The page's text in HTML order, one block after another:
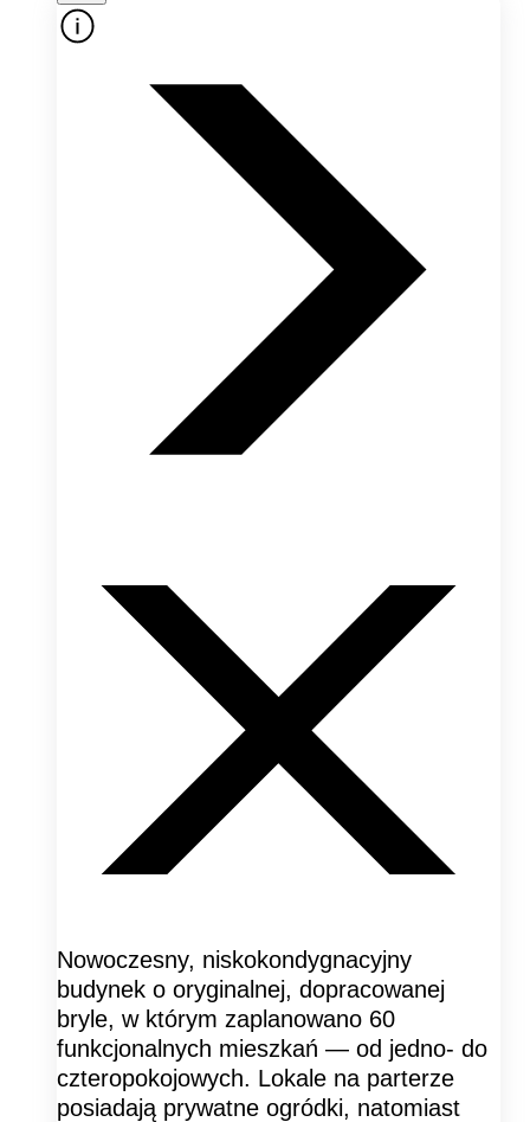
Nowoczesny, niskokondygnacyjny
budynek o oryginalnej, dopracowanej
bryle, w którym zaplanowano 60
funkcjonalnych mieszkań — od jedno- do
czteropokojowych. Lokale na parterze
posiadają prywatne ogródki, natomiast